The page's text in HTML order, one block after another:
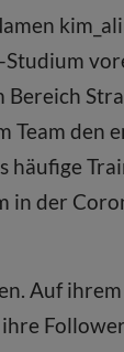
Bereich
Team den
häufige
in der
Auf